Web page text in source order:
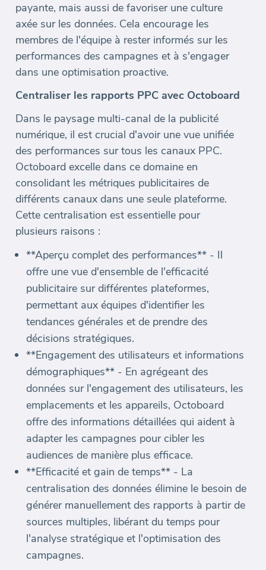
payante, mais aussi de favoriser une culture
axée sur les données. Cela encourage les
membres de l'équipe à rester informés sur les
performances des campagnes et à s'engager
dans une optimisation proactive.
Centraliser les rapports PPC avec Octoboard
Dans le paysage multi-canal de la publicité
numérique, il est crucial d'avoir une vue unifiée
des performances sur tous les canaux PPC.
Octoboard excelle dans ce domaine en
consolidant les métriques publicitaires de
différents canaux dans une seule plateforme.
Cette centralisation est essentielle pour
plusieurs raisons :
**Aperçu complet des performances** - Il
offre une vue d'ensemble de l'efficacité
publicitaire sur différentes plateformes,
permettant aux équipes d'identifier les
tendances générales et de prendre des
décisions stratégiques.
**Engagement des utilisateurs et informations
démographiques** - En agrégeant des
données sur l'engagement des utilisateurs, les
emplacements et les appareils, Octoboard
offre des informations détaillées qui aident à
adapter les campagnes pour cibler les
audiences de manière plus efficace.
**Efficacité et gain de temps** - La
centralisation des données élimine le besoin de
générer manuellement des rapports à partir de
sources multiples, libérant du temps pour
l'analyse stratégique et l'optimisation des
campagnes.